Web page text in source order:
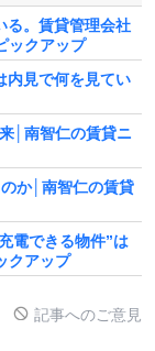
る。賃貸管理会社
ックアップ
内見で何を見てい
│南智仁の賃貸ニ
か│南智仁の賃貸
電できる物件”は
クアップ
記事へのご意見